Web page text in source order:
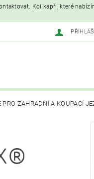
Koi kapři, které
PRO ZAHRADNÍ A KOUPACÍ